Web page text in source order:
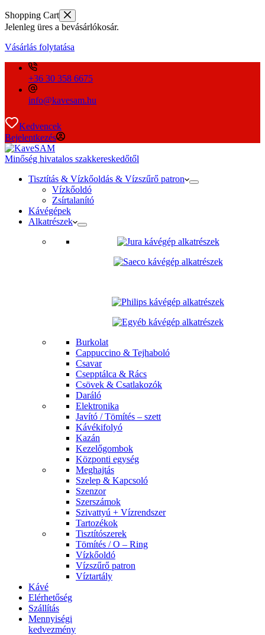
Shopping Cart
Jelenleg üres a bevásárlókosár.
Vásárlás folytatása
+36 30 358 6675
info@kavesam.hu
Kedvencek
Bejelentkezés
Minőség hivatalos szakkereskedőtől
Tisztítás & Vízkőoldás & Vízszűrő patron
Vízkőoldó
Zsírtalanító
Kávégépek
Alkatrészek
Burkolat
Cappuccino & Tejhaboló
Csavar
Csepptálca & Rács
Csövek & Csatlakozók
Daráló
Elektronika
Javító / Tömítés – szett
Kávékifolyó
Kazán
Kezelőgombok
Központi egység
Meghajtás
Szelep & Kapcsoló
Szenzor
Szerszámok
Szivattyú + Vízrendszer
Tartozékok
Tisztítószerek
Tömítés / O – Ring
Vízkőoldó
Vízszűrő patron
Víztartály
Kávé
Elérhetőség
Szállítás
Mennyiségi
kedvezmény